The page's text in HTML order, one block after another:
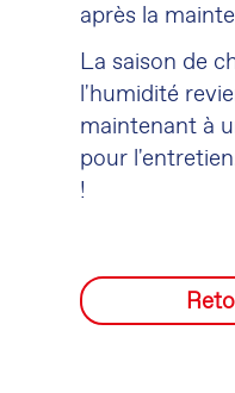
après la
La saison de
l'humidité
maintenant à
pour
!